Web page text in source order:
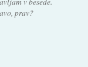
prav?